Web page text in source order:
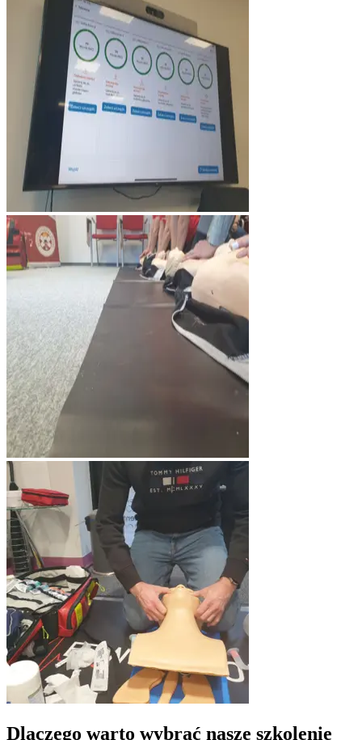
Dlaczego warto wybrać nasze szkolenie